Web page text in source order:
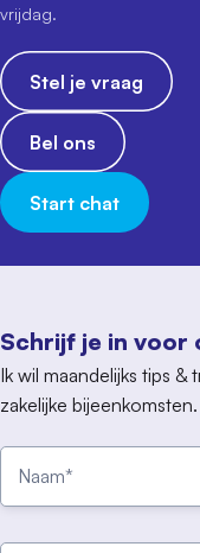
Schrijf je in voor
Ik wil maandelijks tips
zakelijke bijeenkomsten.
vrijdag.
Stel je vraag
Bel ons
Start chat